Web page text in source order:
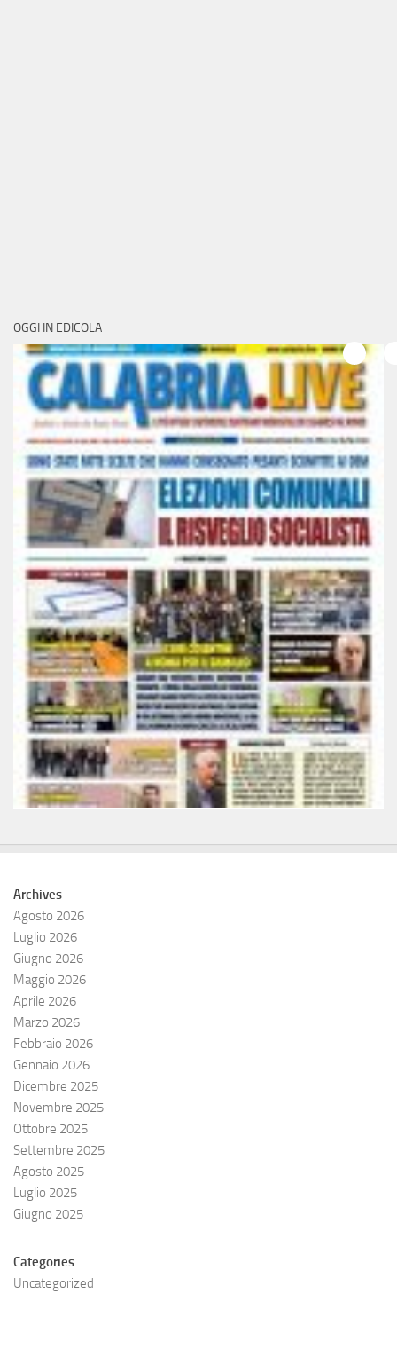
OGGI IN EDICOLA
Archives
Agosto 2026
Luglio 2026
Giugno 2026
Maggio 2026
Aprile 2026
Marzo 2026
Febbraio 2026
Gennaio 2026
Dicembre 2025
Novembre 2025
Ottobre 2025
Settembre 2025
Agosto 2025
Luglio 2025
Giugno 2025
Categories
Uncategorized